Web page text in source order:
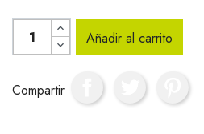
Añadir al carrito
Compartir